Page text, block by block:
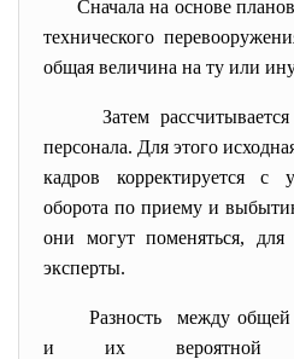
Сначала на основе
технического
общая величина на ту или
Затем
персонала. Для этого
кадров корректируется с
оборота по приему и
они могут поменяться, для
эксперты.
Разность между общей
и их вероятной